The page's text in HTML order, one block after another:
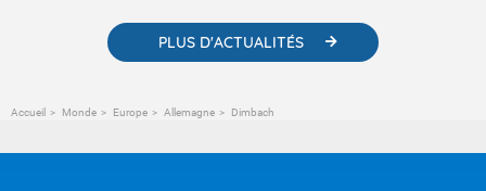
PLUS D'ACTUALITÉS
Accueil Monde Europe Allemagne Dimbach